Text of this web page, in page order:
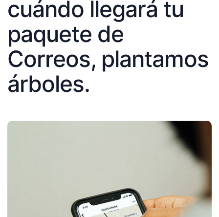
cuándo llegará tu
paquete de
Correos, plantamos
árboles.